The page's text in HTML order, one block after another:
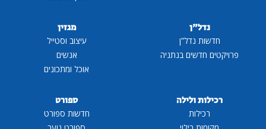
נדל"ן
חדשות נדל"ן
פרויקטים חדשים בנתניה
מגזין
עיצוב וסטייל
אנשים
אוכל ומתכונים
רכילות ולילה
רכילות
ספורט
חדשות ספורט